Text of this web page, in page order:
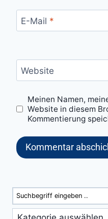
E-Mail *
Website
Meinen Namen,
Website in diesem
Kommentierung
Kategorien